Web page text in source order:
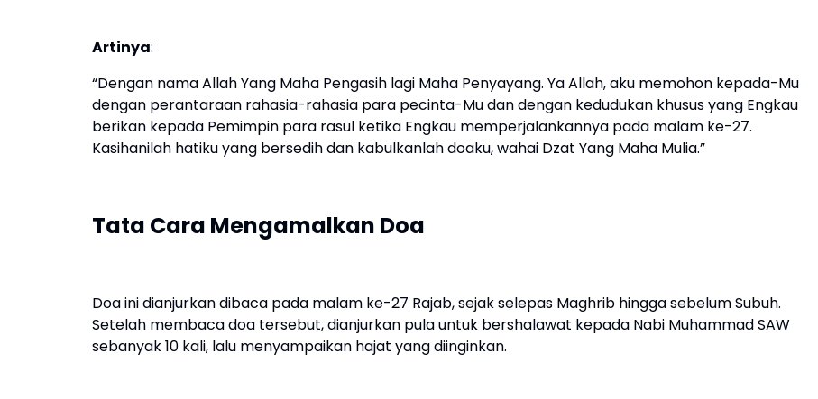
Artinya:
“Dengan nama Allah Yang Maha Pengasih lagi Maha Penyayang. Ya Allah, aku memohon kepada-Mu
dengan perantaraan rahasia-rahasia para pecinta-Mu dan dengan kedudukan khusus yang Engkau
berikan kepada Pemimpin para rasul ketika Engkau memperjalankannya pada malam ke-27.
Kasihanilah hatiku yang bersedih dan kabulkanlah doaku, wahai Dzat Yang Maha Mulia.”
Tata Cara Mengamalkan Doa
Doa ini dianjurkan dibaca pada malam ke-27 Rajab, sejak selepas Maghrib hingga sebelum Subuh.
Setelah membaca doa tersebut, dianjurkan pula untuk bershalawat kepada Nabi Muhammad SAW
sebanyak 10 kali, lalu menyampaikan hajat yang diinginkan.